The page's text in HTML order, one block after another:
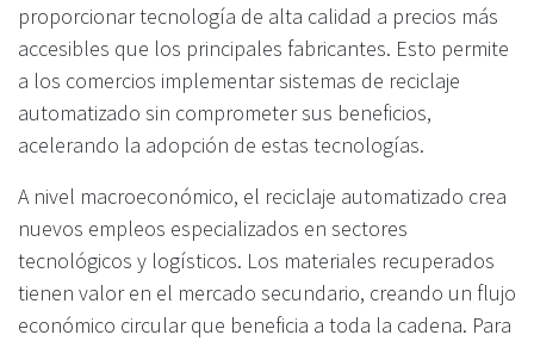
proporcionar tecnología de alta calidad a precios más
accesibles que los principales fabricantes. Esto permite
a los comercios implementar sistemas de reciclaje
automatizado sin comprometer sus beneficios,
acelerando la adopción de estas tecnologías.
A nivel macroeconómico, el reciclaje automatizado crea
nuevos empleos especializados en sectores
tecnológicos y logísticos. Los materiales recuperados
tienen valor en el mercado secundario, creando un flujo
económico circular que beneficia a toda la cadena. Para